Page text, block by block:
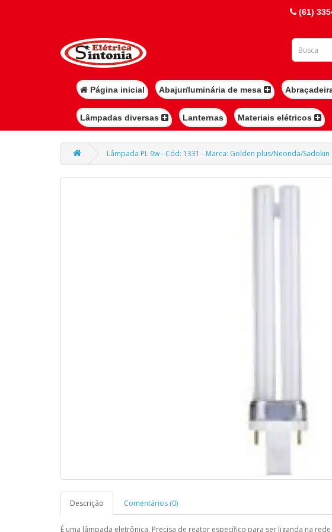
(61)
Página inicial Abajur/luminária de mesa
Lâmpadas diversas Lanternas Materiais elétricos
Lâmpada PL 9w - Cód: 1331 - Marca: Golden plus/Neonda/Sadokin
Descrição Comentários (0)
É uma lâmpada eletrônica. Precisa de reator específico para ser liganda na